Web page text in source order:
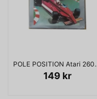
POLE
149 kr